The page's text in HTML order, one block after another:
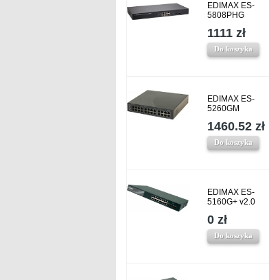
EDIMAX ES-
5808PHG
1111 zł
Do koszyka
EDIMAX ES-
5260GM
1460.52 zł
Do koszyka
EDIMAX ES-
5160G+ v2.0
0 zł
Do koszyka